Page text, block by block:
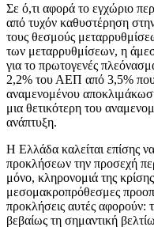
Σε ό,τι αφορά το εγχώριο
από τυχόν καθυστέρηση
τους θεσμούς
των μεταρρυθμίσεων, η
για το πρωτογενές
2,2% του ΑΕΠ από 3,5% που
αναμενομένου
μια θετικότερη του
ανάπτυξη.
Η Ελλάδα καλείται επίσης
προκλήσεων την προσεχή
μόνο, κληρονομιά της
μεσομακροπρόθεσμες
προκλήσεις αυτές αφορούν:
βεβαίως τη σημαντική